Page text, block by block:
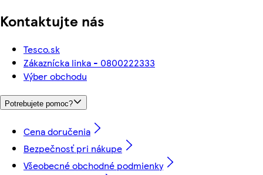
Kontaktujte nás
Tesco.sk
Zákaznícka linka - 0800222333
Výber obchodu
Potrebujete pomoc?
Cena doručenia
Bezpečnosť pri nákupe
Všeobecné obchodné podmienky